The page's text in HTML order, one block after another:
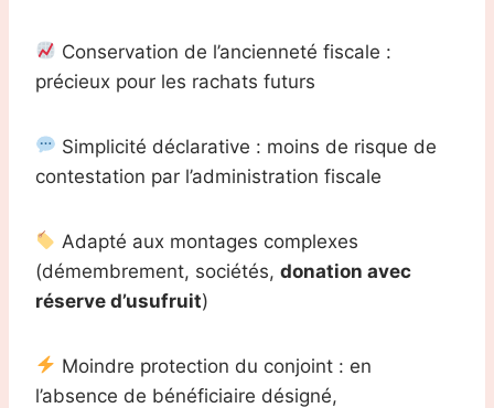
Conservation de l’ancienneté fiscale :
précieux pour les rachats futurs
Simplicité déclarative : moins de risque de
contestation par l’administration fiscale
Adapté aux montages complexes
(démembrement, sociétés, donation avec
réserve d’usufruit)
Moindre protection du conjoint : en
l’absence de bénéficiaire désigné,